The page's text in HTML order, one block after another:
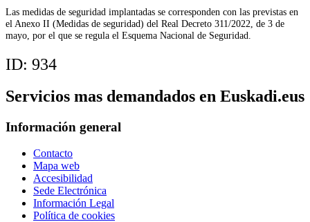
Las medidas de seguridad implantadas se corresponden con las previstas en
el Anexo II (Medidas de seguridad) del Real Decreto 311/2022, de 3 de
mayo, por el que se regula el Esquema Nacional de Seguridad.
ID: 934
Servicios mas demandados en Euskadi.eus
Información general
Contacto
Mapa web
Accesibilidad
Sede Electrónica
Información Legal
Política de cookies